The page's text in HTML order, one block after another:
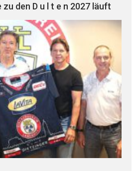
den D u l t e n 2027 läuft